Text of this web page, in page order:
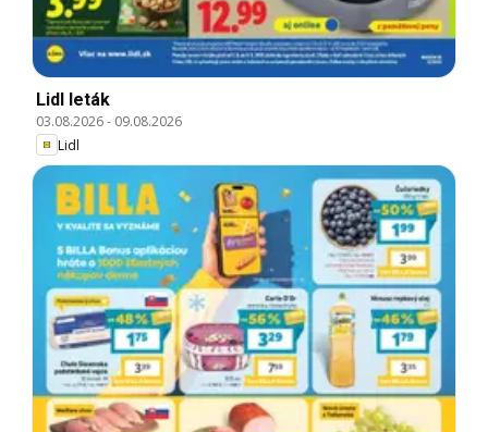
Lidl leták
03.08.2026- 09.08.2026
Lidl